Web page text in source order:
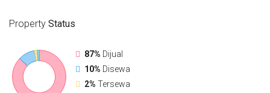
Property Status
87% Dijual
10% Disewa
2% Tersewa